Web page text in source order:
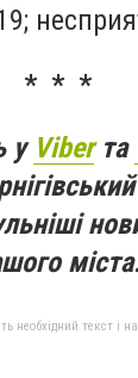
* * *
у Viberта
необхідний текст і